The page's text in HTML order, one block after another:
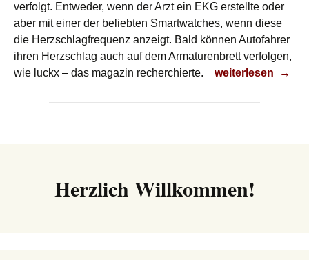
verfolgt. Entweder, wenn der Arzt ein EKG erstellte oder
aber mit einer der beliebten Smartwatches, wenn diese
die Herzschlagfrequenz anzeigt. Bald können Autofahrer
ihren Herzschlag auch auf dem Armaturenbrett verfolgen,
wie luckx – das magazin recherchierte.
Herzschlag
weiterlesen →
Herzlich Willkommen!